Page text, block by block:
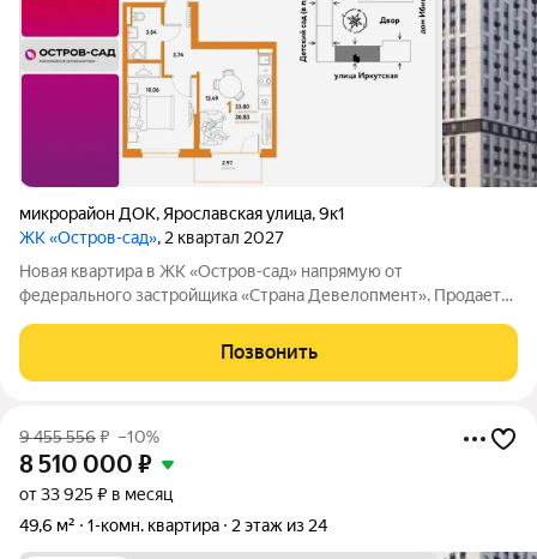
микрорайон ДОК, Ярославская улица,9к1
ЖК «Остров-сад», 2 квартал 2027
Новая квартира в ЖК «Остров-сад» напрямую от
федерального застройщика «Страна Девелопмент». Продается
Девелопмент. Площадь квартиры 33,8 кв. м. Жилой комплекс
Позвонить
9 455 556₽ –10%
8 510 000 ₽
от 33 925 ₽ в месяц
49,6 м²
1-комн. квартира 2 этаж из 24